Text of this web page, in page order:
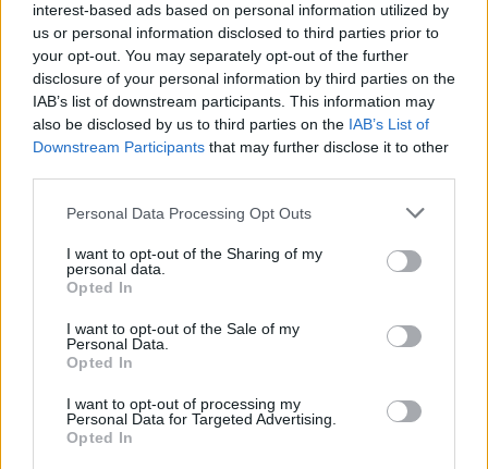
interest-based ads based on personal information utilized by
us or personal information disclosed to third parties prior to
your opt-out. You may separately opt-out of the further
disclosure of your personal information by third parties on the
IAB’s list of downstream participants. This information may
also be disclosed by us to third parties on the IAB’s List of
Downstream Participants that may further disclose it to other
Personal Data Processing Opt Outs
I want to opt-out of the Sharing of my
personal data.
Opted In
I want to opt-out of the Sale of my
Personal Data.
Opted In
I want to opt-out of processing my
Personal Data for Targeted Advertising.
Opted In
Torcal redefine luxo sensorial no primeiro
SUV elétrico da Bentley